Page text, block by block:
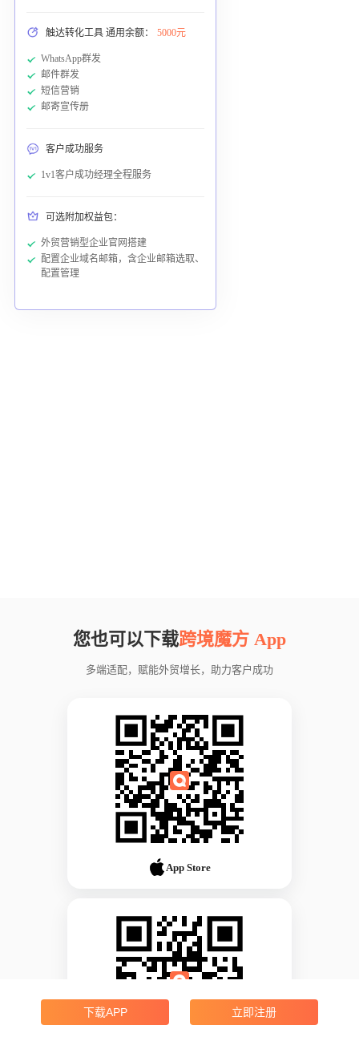
触达转化工具 通用余额： 5000元
WhatsApp群发
邮件群发
短信营销
邮寄宣传册
客户成功服务
1v1客户成功经理全程服务
可选附加权益包：
外贸营销型企业官网搭建
配置企业域名邮箱，含企业邮箱选取、
配置管理
您也可以下载跨境魔方 App
多端适配，赋能外贸增长，助力客户成功
App Store
下载APP 立即注册